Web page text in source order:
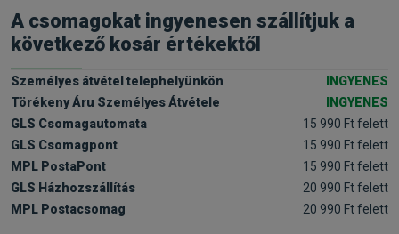
A csomagokat ingyenesen szállítjuk a
következő kosár értékektől
Személyes átvétel telephelyünkön
INGYENES
Törékeny Áru Személyes Átvétele
INGYENES
GLS Csomagautomata
15 990 Ft felett
GLS Csomagpont
15 990 Ft felett
MPL PostaPont
15 990 Ft felett
GLS Házhozszállítás
20 990 Ft felett
MPL Postacsomag
20 990 Ft felett